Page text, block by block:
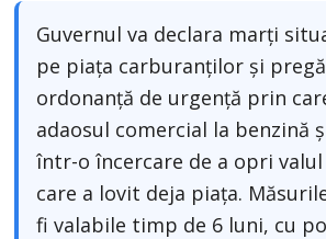
Guvernul va declara marți
pe piața carburanților și
ordonanță de urgență prin
adaosul comercial la benzină
într-o încercare de a opri
care a lovit deja piața.
fi valabile timp de 6 luni, cu